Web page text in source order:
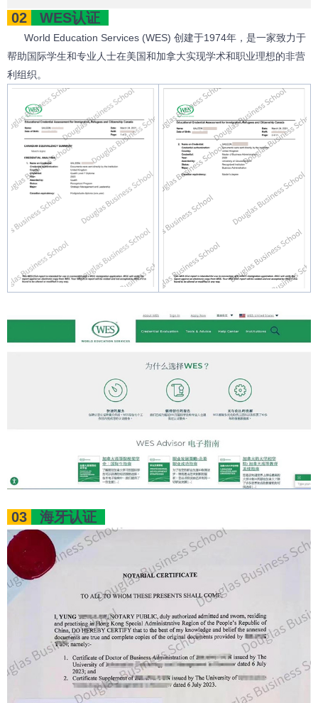
02 WES认证
World Education Services (WES) 创建于1974年，是一家致力于
帮助国际学生和专业人士在美国和加拿大实现学术和职业理想的非营
利组织。
03 海牙认证